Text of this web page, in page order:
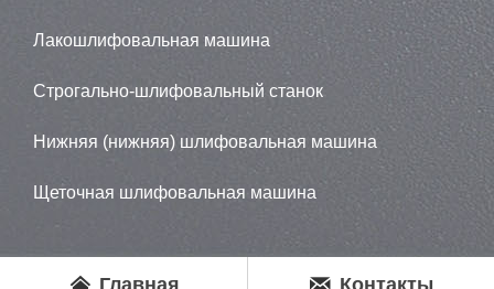
Лакошлифовальная машина
Строгально-шлифовальный станок
Нижняя (нижняя) шлифовальная машина
Щеточная шлифовальная машина
Главная Контакты